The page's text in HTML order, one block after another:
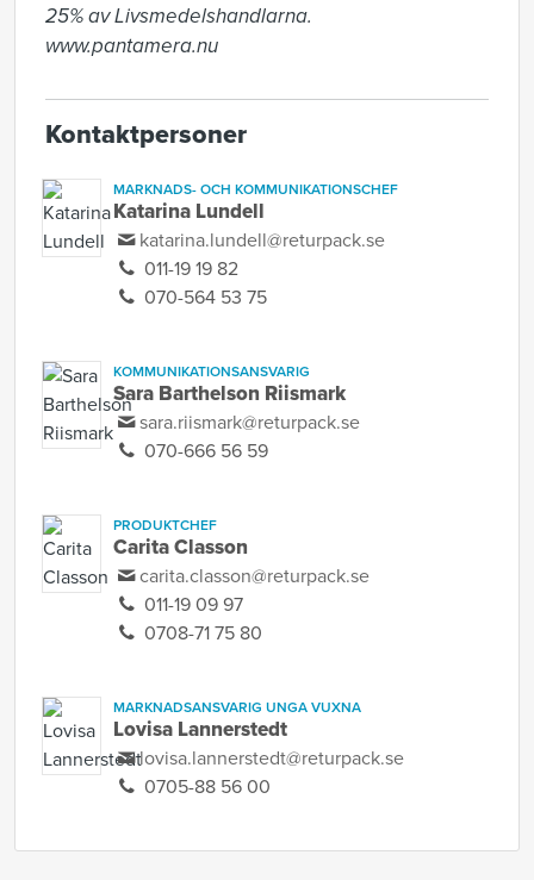
25% av Livsmedelshandlarna.
www.pantamera.nu
Kontaktpersoner
MARKNADS- OCH KOMMUNIKATIONSCHEF
Katarina Lundell
katarina.lundell@returpack.se
011-19 19 82
070-564 53 75
KOMMUNIKATIONSANSVARIG
Sara Barthelson Riismark
sara.riismark@returpack.se
070-666 56 59
PRODUKTCHEF
Carita Classon
carita.classon@returpack.se
011-19 09 97
0708-71 75 80
MARKNADSANSVARIG UNGA VUXNA
Lovisa Lannerstedt
lovisa.lannerstedt@returpack.se
0705-88 56 00